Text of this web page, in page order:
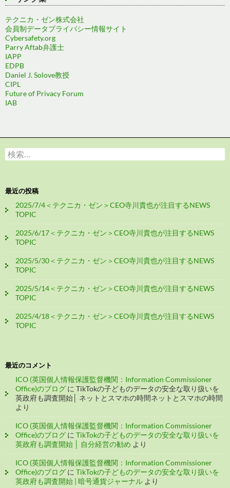
テクニカ・ゼン株式会社
会員制データプライバシー情報サイト
Cybersafety.org
Parry Aftab弁護士
IAPP
EDPB
Daniel J. Solove教授
CIPL
Future of Privacy Forum
IAB
検
索:
最近の投稿
2025/7/4＜テクニカ・ゼン＞CEO寺川貴也が注目するNEWS
TOPIC
2025/6/17＜テクニカ・ゼン＞CEO寺川貴也が注目するNEWS
TOPIC
2025/5/30＜テクニカ・ゼン＞CEO寺川貴也が注目するNEWS
TOPIC
2025/5/14＜テクニカ・ゼン＞CEO寺川貴也が注目するNEWS
TOPIC
2025/4/18＜テクニカ・ゼン＞CEO寺川貴也が注目するNEWS
TOPIC
最近のコメント
ICO (英国個人情報保護監督機関：Information Commissioner
Office)のブログ に TikTokの子どものデータの安全な取り扱いを
英政府も調査開始│ ネットとスマホの時間ネットとスマホの時間
より
ICO (英国個人情報保護監督機関：Information Commissioner
Office)のブログ に TikTokの子どものデータの安全な取り扱いを
英政府も調査開始 │ 自分経営の勧め より
ICO (英国個人情報保護監督機関：Information Commissioner
Office)のブログ に TikTokの子どものデータの安全な取り扱いを
英政府も調査開始 | 暗号通貨ジャーナル より